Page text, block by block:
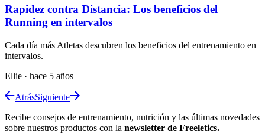
Rapidez contra Distancia: Los beneficios del
Running en intervalos
Cada día más Atletas descubren los beneficios del entrenamiento en
intervalos.
Ellie · hace 5 años
AtrásSiguiente
Recibe consejos de entrenamiento, nutrición y las últimas novedades
sobre nuestros productos con la newsletter de Freeletics.